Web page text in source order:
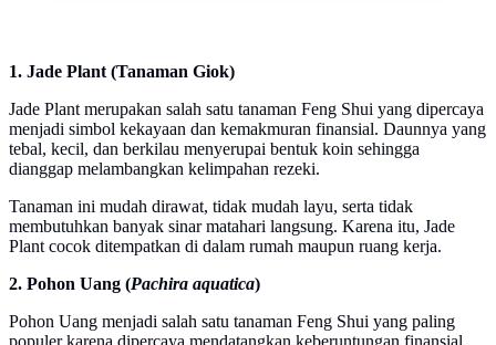
1. Jade Plant (Tanaman Giok)
Jade Plant merupakan salah satu tanaman Feng Shui yang dipercaya
menjadi simbol kekayaan dan kemakmuran finansial. Daunnya yang
tebal, kecil, dan berkilau menyerupai bentuk koin sehingga
dianggap melambangkan kelimpahan rezeki.
Tanaman ini mudah dirawat, tidak mudah layu, serta tidak
membutuhkan banyak sinar matahari langsung. Karena itu, Jade
Plant cocok ditempatkan di dalam rumah maupun ruang kerja.
2. Pohon Uang (Pachira aquatica)
Pohon Uang menjadi salah satu tanaman Feng Shui yang paling
populer karena dipercaya mendatangkan keberuntungan finansial.